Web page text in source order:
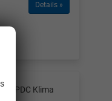
Details »
PDC Klima